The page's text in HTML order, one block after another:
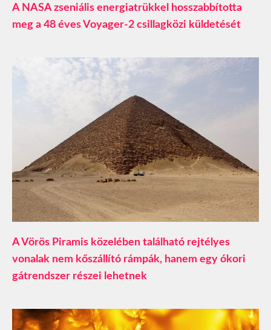
A NASA zseniális energiatrükkel hosszabbította
meg a 48 éves Voyager-2 csillagközi küldetését
A Vörös Piramis közelében található rejtélyes
vonalak nem kőszállító rámpák, hanem egy ókori
gátrendszer részei lehetnek